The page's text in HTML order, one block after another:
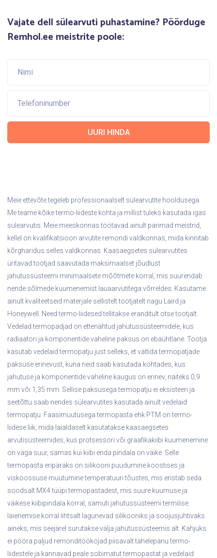
Vajate dell sülearvuti puhastamine? Pöörduge
Remhol.ee meistrite poole:
Meie ettevõte tegeleb professionaalselt sülearvutite hooldusega.
Me teame kõike termo-liideste kohta ja millist tuleks kasutada igas
sülearvutis. Meie meeskonnas töötavad ainult parimad meistrid,
kellel on kvalifikatsioon arvutite remondi valdkonnas, mida kinnitab
kõrgharidus selles valdkonnas. Kaasaegsetes sülearvutites
üritavad tootjad saavutada maksimaalset jõudlust
jahutussüsteemi minimaalsete mõõtmete korral, mis suurendab
nende sõlmede kuumenemist lauaarvutitega võrreldes. Kasutame
ainult kvaliteetseid materjale sellistelt tootjatelt nagu Laird ja
Honeywell. Need termo-liidesed tellitakse eranditult otse tootjalt.
Vedelad termopadjad on ettenähtud jahutussüsteemidele, kus
radiaatori ja komponentide vaheline paksus on ebaühtlane. Tootja
kasutab vedelaid termopatju just selleks, et vältida termopatjade
paksuse erinevust, kuna neid saab kasutada kohtades, kus
jahutuse ja komponentide vaheline kaugus on erinev, näiteks 0,9
mm või 1,35 mm. Sellise paksusega termopatju ei eksisteeri ja
seetõttu saab nendes sülearvutites kasutada ainult vedelaid
termopatju. Faasimuutusega termopasta ehk PTM on termo-
liidese liik, mida laialdaselt kasutatakse kaasaegsetes
arvutisüsteemides, kus protsessori või graafikakiibi kuumenemine
on väga suur, samas kui kiibi enda pindala on väike. Selle
termopasta eripäraks on silikooni puudumine koostises ja
viskoossuse muutumine temperatuuri tõustes, mis eristab seda
soodsalt MX4 tüüpi termopastadest, mis suure kuumuse ja
väikese kiibipindala korral, samuti jahutussüsteemi termilise
laienemise korral lihtsalt lagunevad silikooniks ja soojusjuhtivaks
aineks, mis seejärel surutakse välja jahutussüsteemis alt. Kahjuks
ei pööra paljud remonditöökojad piisavalt tähelepanu termo-
liidestele ja kannavad peale sobimatut termopastat ja vedelaid